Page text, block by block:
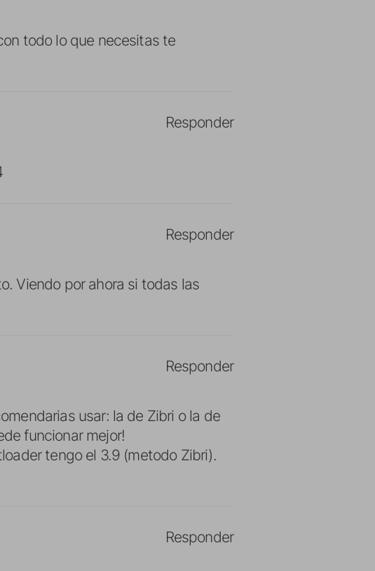
todo lo que necesitas te
Responder
Viendo por ahora si todas las
Responder
usar: la de Zibri o la de
funcionar mejor!
tengo el 3.9 (metodo Zibri).
Responder
Responder